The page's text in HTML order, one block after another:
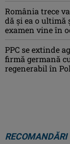
România trece
dă și ea o ultimă
examen vine în
PPC se extinde
firmă germană
regenerabil în
RECOMANDĂRI